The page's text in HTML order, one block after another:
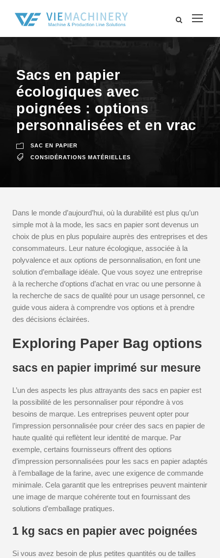
Sacs en papier
écologiques avec
poignées : options
personnalisées et en vrac
SAC EN PAPIER
CONSIDÉRATIONS MATÉRIELLES
Dans le monde d’aujourd’hui, où la durabilité est plus qu’un
simple mot à la mode, les sacs en papier sont devenus un
choix de plus en plus populaire auprès des entreprises et des
consommateurs. Leur nature écologique, associée à la
polyvalence et aux options de personnalisation, en font une
solution d’emballage idéale. Que vous soyez une entreprise
à la recherche d’options d’achat en vrac ou une personne à
la recherche de sacs de qualité pour un usage personnel, ce
guide vous aidera à comprendre vos options et à prendre
des décisions éclairées.
Exploring Paper Bag options
sacs en papier imprimé sur mesure
L’un des aspects les plus attrayants des sacs en papier est
la possibilité de les personnaliser pour répondre à vos
besoins de marque. Les entreprises peuvent opter pour
l’impression personnalisée pour créer des sacs en papier de
haute qualité qui reflètent leur identité de marque. Par
exemple, certains fournisseurs offrent des options
d’impression personnalisées pour les sacs en papier adaptés
à l’emballage de la farine, avec une exigence de commande
minimale. Cela garantit que les entreprises peuvent maintenir
une image de marque cohérente tout en fournissant des
solutions d’emballage pratiques.
1 kg sacs en papier avec poignées
Si vous avez besoin de plus petites quantités ou de tailles